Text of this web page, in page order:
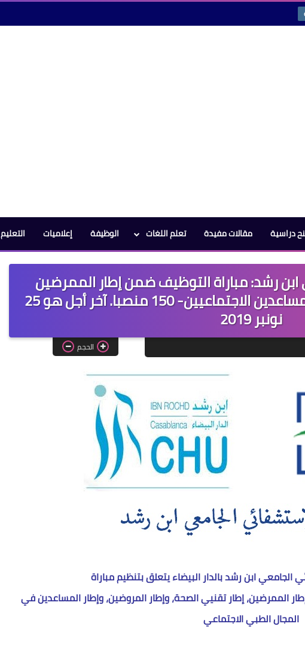
دراسية مقالات مفيدة تعلم اللغات الوظيفة إعلاميات التعليم
رشد: مباراة التوظيف ضمن إطار الممرضين
وتقنيي الصحة والمروضين والمساعدين الاجتماعيين- 150 منصبا. آخر أجل هو 25
نونبر 2019
الحجم
الجامعي ابن رشد بالدار البيضاء يتعلق بتنظيم مباراة
الأولى (السلم 10) ضمن إطار الممرضين، إطار تقنيي الصحة، وإطار المروضين، وإطار المساعدين في
المجال الطبي الاجتماعي